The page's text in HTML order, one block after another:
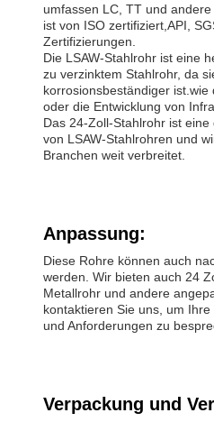
umfassen LC, TT und
ist von ISO zertifiziert,API,
Zertifizierungen.
Die LSAW-Stahlrohr ist eine
zu verzinktem Stahlrohr, da
korrosionsbeständiger ist.wie
oder die Entwicklung von
Das 24-Zoll-Stahlrohr ist
von LSAW-Stahlrohren und
Branchen weit verbreitet.
Anpassung:
Diese Rohre können auch
werden. Wir bieten auch 24
Metallrohr und andere
kontaktieren Sie uns, um
und Anforderungen zu
Verpackung und